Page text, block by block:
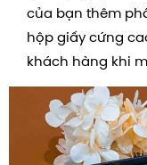
của bạn thêm
hộp giấy cứng
khách hàng khi